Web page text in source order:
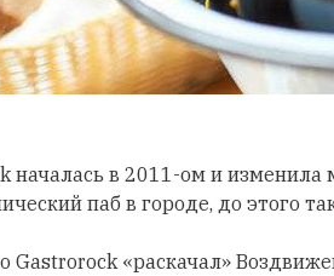
началась в 2011-ом и изменила
паб в городе, до этого
Gastrorock «раскачал»